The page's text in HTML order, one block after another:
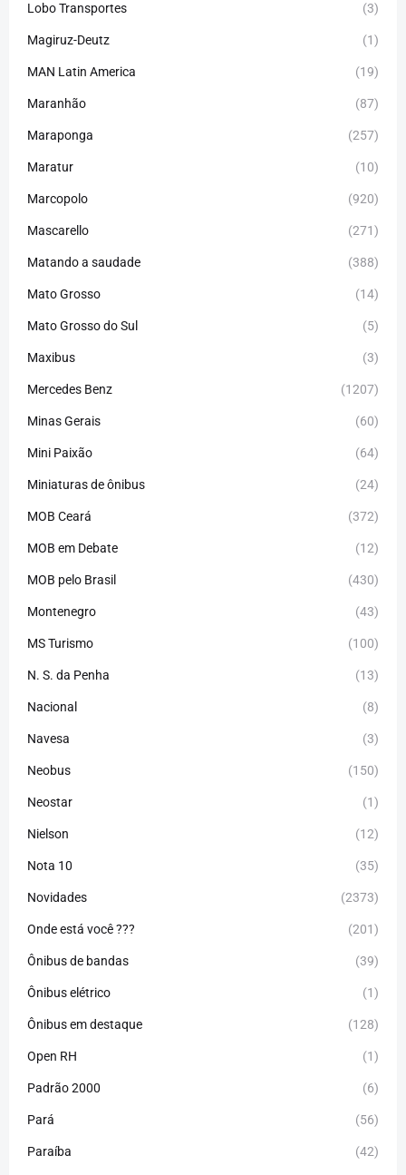
Lobo Transportes (3)
Magiruz-Deutz (1)
MAN Latin America (19)
Maranhão (87)
Maraponga (257)
Maratur (10)
Marcopolo (920)
Mascarello (271)
Matando a saudade (388)
Mato Grosso (14)
Mato Grosso do Sul (5)
Maxibus (3)
Mercedes Benz (1207)
Minas Gerais (60)
Mini Paixão (64)
Miniaturas de ônibus (24)
MOB Ceará (372)
MOB em Debate (12)
MOB pelo Brasil (430)
Montenegro (43)
MS Turismo (100)
N. S. da Penha (13)
Nacional (8)
Navesa (3)
Neobus (150)
Neostar (1)
Nielson (12)
Nota 10 (35)
Novidades (2373)
Onde está você ??? (201)
Ônibus de bandas (39)
Ônibus elétrico (1)
Ônibus em destaque (128)
Open RH (1)
Padrão 2000 (6)
Pará (56)
Paraíba (42)